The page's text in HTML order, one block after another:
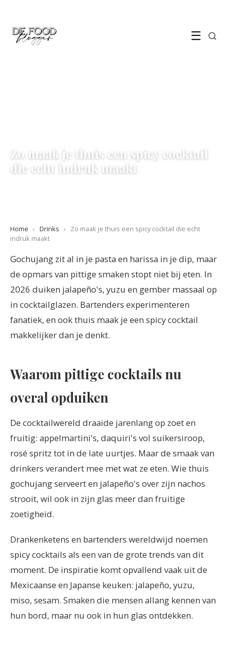
☰
Zo maak je thuis een spicy cocktail
die echt indruk maakt
Home › Drinks ›
Zo maak je thuis een spicy cocktail die echt
indruk maakt
Gochujang zit al in je pasta en harissa in je dip, maar
de opmars van pittige smaken stopt niet bij eten. In
2026 duiken jalapeño's, yuzu en gember massaal op
in cocktailglazen. Bartenders experimenteren
fanatiek, en ook thuis maak je een spicy cocktail
makkelijker dan je denkt.
Waarom pittige cocktails nu
overal opduiken
De cocktailwereld draaide jarenlang op zoet en
fruitig: appelmartini's, daquiri's vol suikersiroop,
rosé spritz tot in de late uurtjes. Maar de smaak van
drinkers verandert mee met wat ze eten. Wie thuis
gochujang serveert en jalapeño's over zijn nachos
strooit, wil ook in zijn glas meer dan fruitige
zoetigheid.
Drankenketens en bartenders wereldwijd noemen
spicy cocktails als een van de grote trends van dit
moment. De inspiratie komt opvallend vaak uit de
Mexicaanse en Japanse keuken: jalapeño, yuzu,
miso, sesam. Smaken die mensen allang kennen van
hun bord, maar nu ook in hun glas ontdekken.